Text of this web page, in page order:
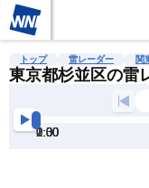
雨雲レーダー 台風情報
トップ 雷レーダー 関
東京都杉並区の雷
0:00
0:30
1:00
1:30
2:00
2:30